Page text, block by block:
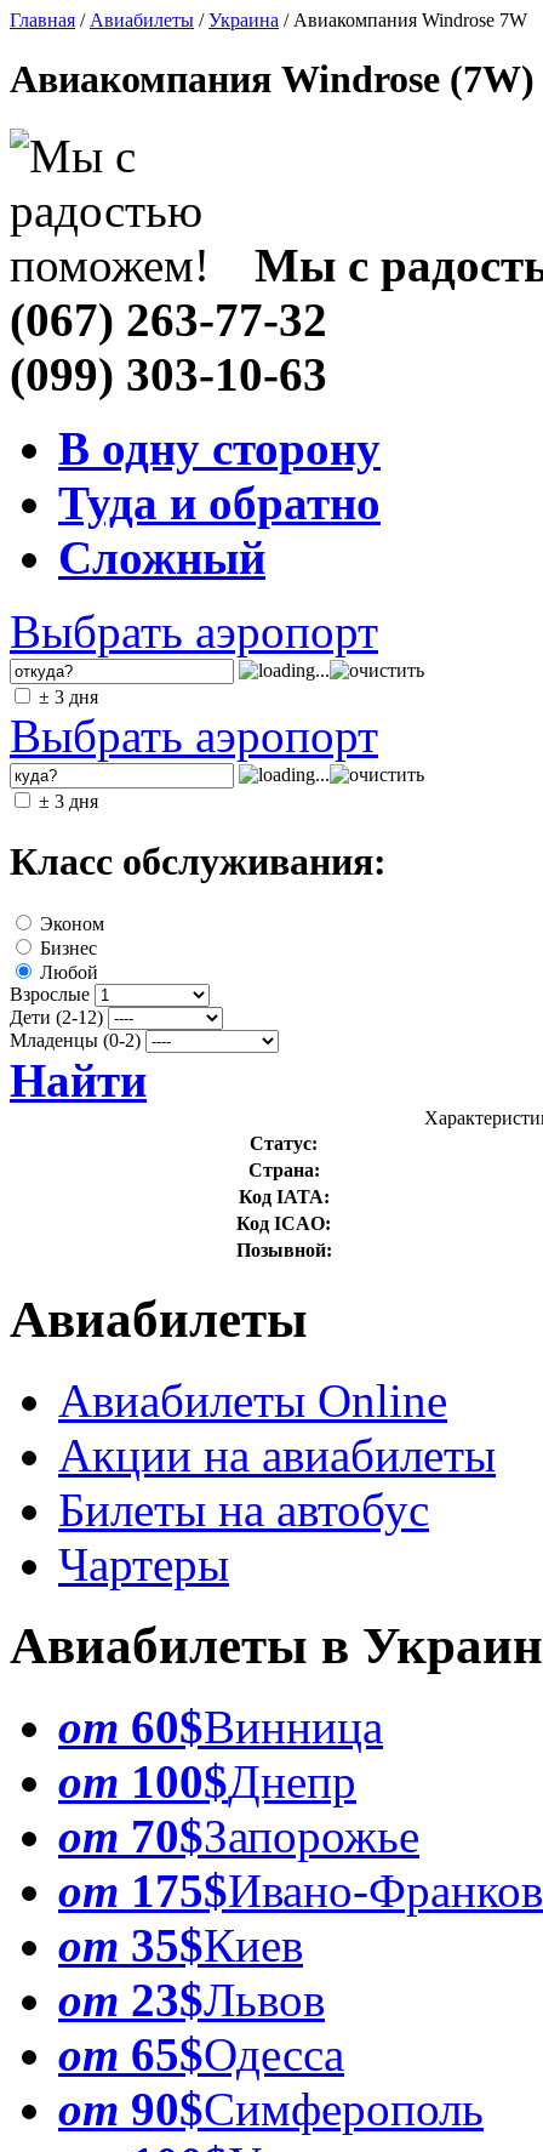
Главная / Авиабилеты /Украина / Авиакомпания Windrose 7W
Авиакомпания Windrose (7W)
Мы с
(067) 263-77-32
(099) 303-10-63
В одну сторону
Туда и обратно
Сложный
Выбрать аэропорт
± 3 дня
Выбрать аэропорт
± 3 дня
Класс обслуживания:
Эконом
Бизнес
Любой
Взрослые
Дети (2-12)
Младенцы (0-2)
Найти
Статус:
Страна:
Код IATA:
Код ICAO:
Позывной:
Авиабилеты
Авиабилеты Online
Акции на авиабилеты
Билеты на автобус
Чартеры
Авиабилеты в
от 60$Винница
от 100$Днепр
от 70$Запорожье
от 175$Ивано-
от 35$Киев
от 23$Львов
от 65$Одесса
от 90$Симферополь